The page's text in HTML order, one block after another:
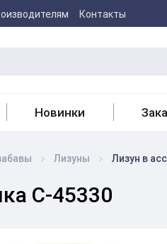
Контакты
Новинки
Лизуны Лизун в
С-45330